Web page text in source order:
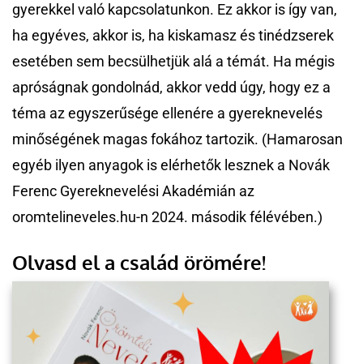
gyerekkel való kapcsolatunkon. Ez akkor is így van,
ha egyéves, akkor is, ha kiskamasz és tinédzserek
esetében sem becsülhetjük alá a témát. Ha mégis
apróságnak gondolnád, akkor vedd úgy, hogy ez a
téma az egyszerűsége ellenére a gyereknevelés
minőségének magas fokához tartozik. (Hamarosan
egyéb ilyen anyagok is elérhetők lesznek a Novák
Ferenc Gyereknevelési Akadémián az
oromtelineveles.hu-n 2024. második félévében.)
Olvasd el a család örömére!